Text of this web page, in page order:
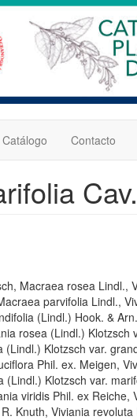
Contacto
Cav.
Macraea rosea Lindl.,
parvifolia Lindl.,
(Lindl.) Hook. &
rosea (Lindl.)
(Lindl.) Klotzsch var.
Phil. ex. Meigen,
(Lindl.) Klotzsch var.
viridis Phil. ex
Knuth, Viviania revoluta